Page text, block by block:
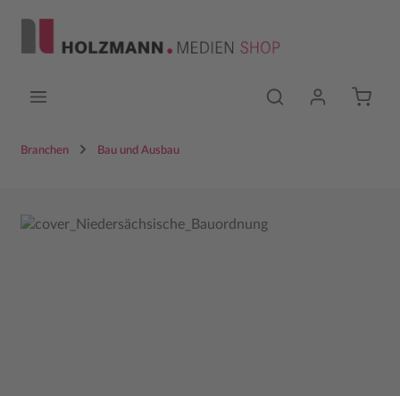
Branchen Bau und Ausbau
Bildergalerie überspringen